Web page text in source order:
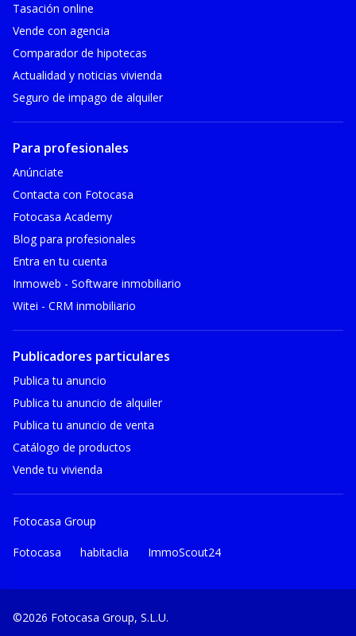
Tasación online
Vende con agencia
Comparador de hipotecas
Actualidad y noticias vivienda
Seguro de impago de alquiler
Para profesionales
Anúnciate
Contacta con Fotocasa
Fotocasa Academy
Blog para profesionales
Entra en tu cuenta
Inmoweb - Software inmobiliario
Witei - CRM inmobiliario
Publicadores particulares
Publica tu anuncio
Publica tu anuncio de alquiler
Publica tu anuncio de venta
Catálogo de productos
Vende tu vivienda
Fotocasa Group
Fotocasa habitaclia ImmoScout24
©2026 Fotocasa Group, S.L.U.